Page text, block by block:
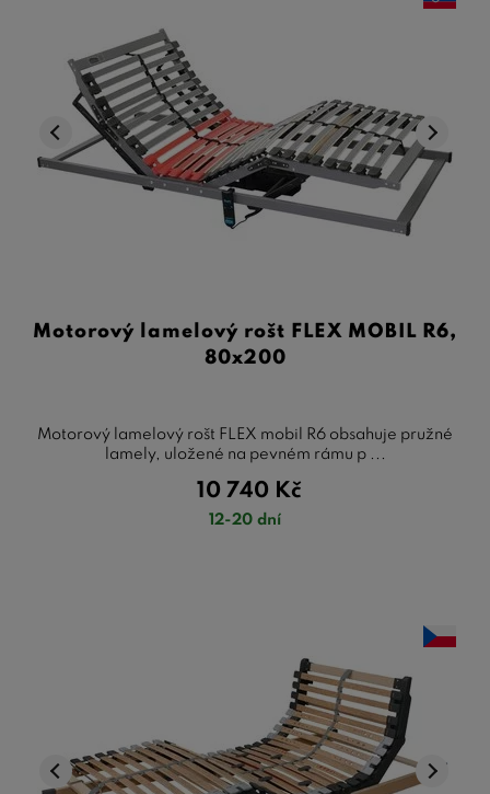
Motorový lamelový rošt FLEX MOBIL R6,
80x200
Motorový lamelový rošt FLEX mobil R6 obsahuje pružné
lamely, uložené na pevném rámu p ...
10 740 Kč
12-20 dní